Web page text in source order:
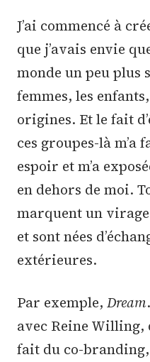
J’ai commencé à
que j’avais envie
monde un peu plus
femmes, les
origines. Et le fait
ces groupes-là
espoir et m’a
en dehors de moi.
marquent un
et sont nées
extérieures.
Par exemple, Dream
avec Reine Willing,
fait du co-